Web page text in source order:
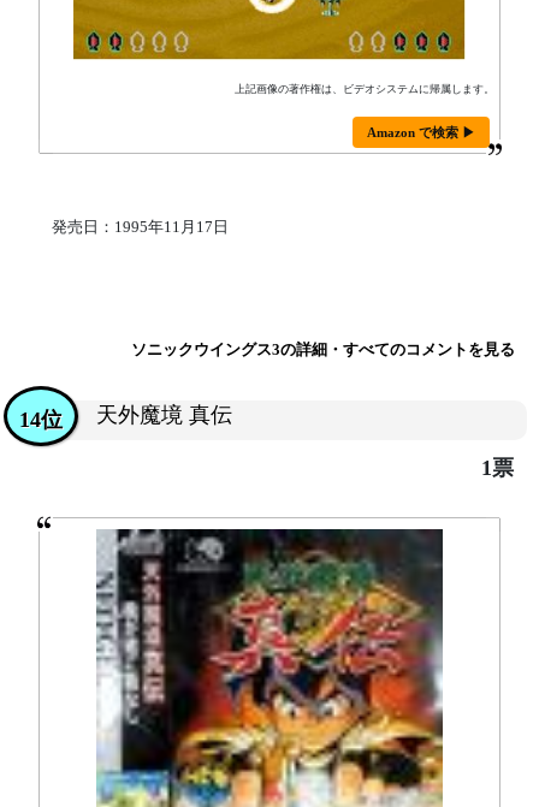
上記画像の著作権は、ビデオシステムに帰属します。
Amazon で検索 ▶
発売日：1995年11月17日
ソニックウイングス3の詳細・すべてのコメントを見る
天外魔境 真伝
14位
1票